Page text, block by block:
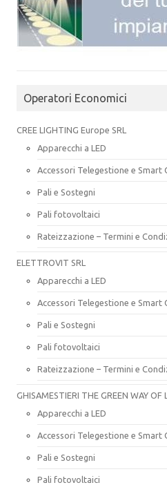
Operatori Economici
CREE LIGHTING Europe SRL
Apparecchi a LED
Accessori Telegestione e Smart
Pali e Sostegni
Pali fotovoltaici
Rateizzazione – Termini e
ELETTROVIT SRL
Apparecchi a LED
Accessori Telegestione e Smart
Pali e Sostegni
Pali fotovoltaici
Rateizzazione – Termini e
GHISAMESTIERI THE GREEN WAY OF
Apparecchi a LED
Accessori Telegestione e Smart
Pali e Sostegni
Pali fotovoltaici